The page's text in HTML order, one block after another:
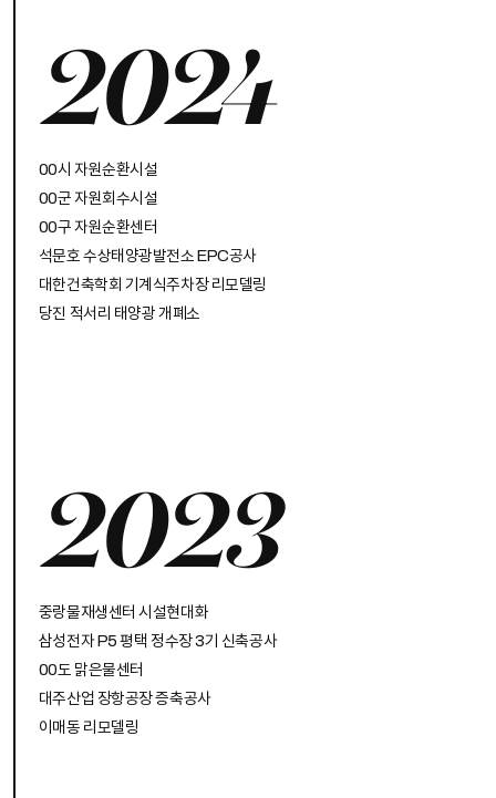
2024
00시 자원순환시설
00군 자원회수시설
00구 자원순환센터
석문호 수상태양광발전소 EPC공사
대한건축학회 기계식주차장 리모델링
당진 적서리 태양광 개폐소
2023
중랑물재생센터 시설현대화
삼성전자 P5 평택 정수장 3기 신축공사
00도 맑은물센터
대주산업 장항공장 증축공사
이매동 리모델링